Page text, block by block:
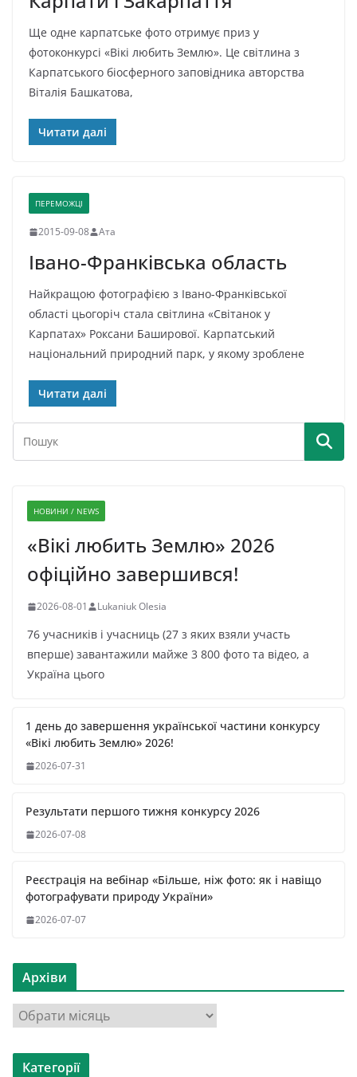
Ще одне карпатське фото отримує приз у
фотоконкурсі «Вікі любить Землю». Це світлина з
Карпатського біосферного заповідника авторства
Віталія Башкатова,
Читати далі
ПЕРЕМОЖЦІ
2015-09-08 Ата
Івано-Франківська область
Найкращою фотографією з Івано-Франківської
області цьогоріч стала світлина «Світанок у
Карпатах» Роксани Баширової. Карпатський
національний природний парк, у якому зроблене
Читати далі
НОВИНИ / NEWS
«Вікі любить Землю» 2026
офіційно завершився!
2026-08-01 Lukaniuk Olesia
76 учасників і учасниць (27 з яких взяли участь
вперше) завантажили майже 3 800 фото та відео, а
Україна цього
1 день до завершення української частини конкурсу
«Вікі любить Землю» 2026!
2026-07-31
Результати першого тижня конкурсу 2026
2026-07-08
Реєстрація на вебінар «Більше, ніж фото: як і навіщо
фотографувати природу України»
2026-07-07
Архіви
р
х
Категорії